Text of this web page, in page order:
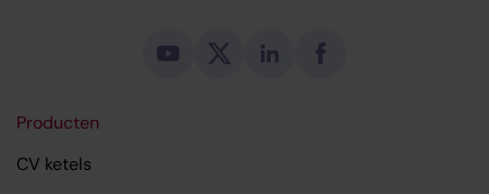
Producten
CV ketels